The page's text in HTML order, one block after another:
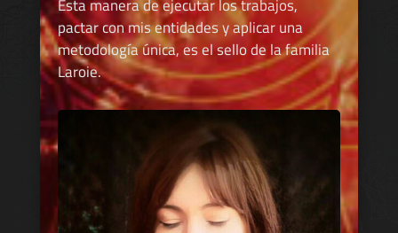
Esta manera de ejecutar los trabajos,
pactar con mis entidades y aplicar una
metodología única, es el sello de la familia
Laroie.